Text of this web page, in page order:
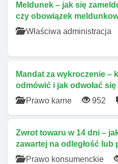
Meldunek – jak się
czy obowiązek
Właściwa administracja
Mandat za wykroczenie –
odmówić i jak odwołać
Prawo karne
952
Zwrot towaru w 14 dni –
zawartej na odległość lub
Prawo konsumenckie